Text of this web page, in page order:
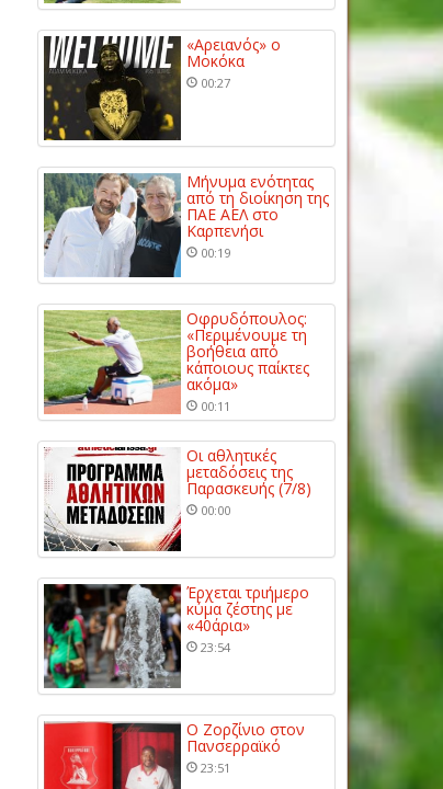
«Αρειανός» ο
Μοκόκα
00:27
Μήνυμα ενότητας
από τη διοίκηση της
ΠΑΕ ΑΕΛ στο
Καρπενήσι
00:19
Οφρυδόπουλος:
«Περιμένουμε τη
βοήθεια από
κάποιους παίκτες
ακόμα»
00:11
Οι αθλητικές
μεταδόσεις της
Παρασκευής (7/8)
00:00
Έρχεται τριήμερο
κύμα ζέστης με
«40άρια»
23:54
Ο Ζορζίνιο στον
Πανσερραϊκό
23:51